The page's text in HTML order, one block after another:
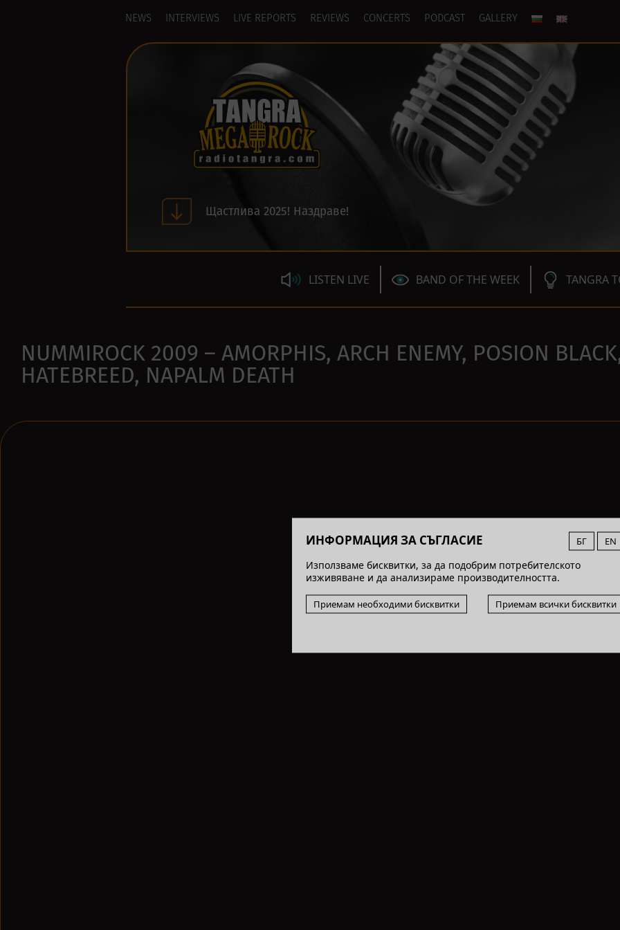
ИНФОРМАЦИЯ ЗА СЪГЛАСИЕ БГ EN
Използваме бисквитки, за да подобрим потребителското
изживяване и да анализираме производителността.
Приемам необходими бисквитки Приемам всички бисквитки
NEWS INTERVIEWS LIVE REPORTS REVIEWS CONCERTS PODCAST GALLERY
Щастлива 2025! Наздраве!
LISTEN LIVE BAND OF THE WEEK TANGRA
NUMMIROCK 2009 – AMORPHIS, ARCH ENEMY, POSION
HATEBREED, NAPALM DEATH